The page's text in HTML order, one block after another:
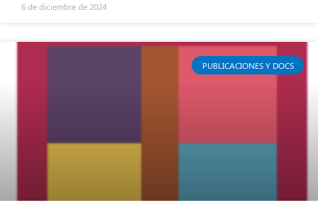
6 de diciembre de 2024
PUBLICACIONES Y DOCS